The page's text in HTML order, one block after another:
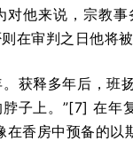
对他来说，宗教
在审判之日他将被
获释多年后，
子上。”[7] 在年
香房中预备的以